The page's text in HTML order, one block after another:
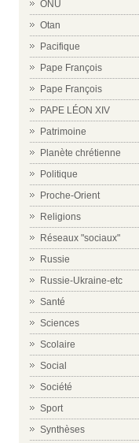
ONU
Otan
Pacifique
Pape François
Pape François
PAPE LÉON XIV
Patrimoine
Planète chrétienne
Politique
Proche-Orient
Religions
Réseaux "sociaux"
Russie
Russie-Ukraine-etc
Santé
Sciences
Scolaire
Social
Société
Sport
Synthèses